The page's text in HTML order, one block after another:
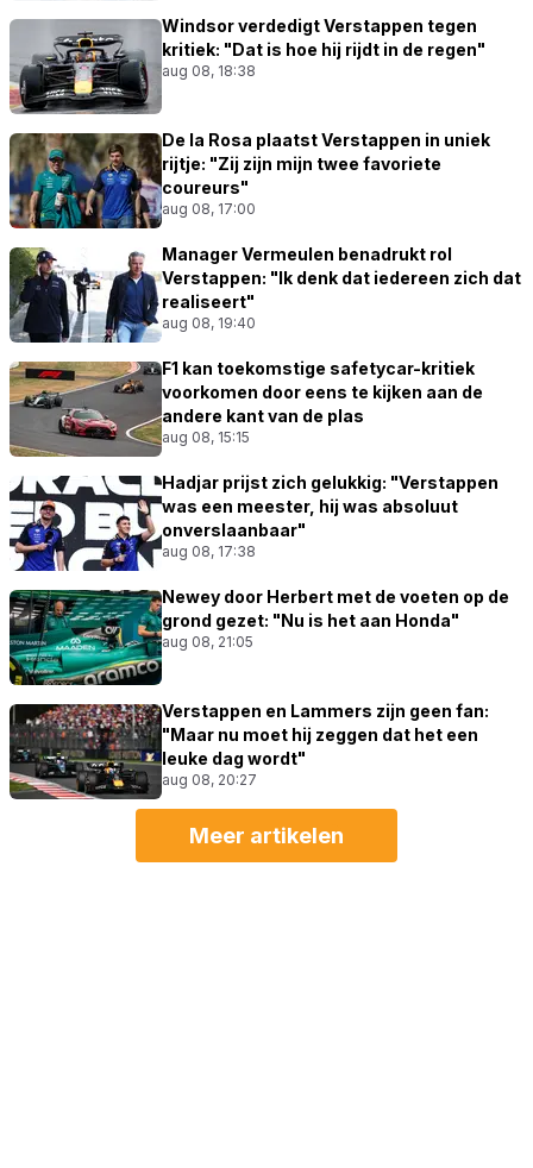
Windsor verdedigt Verstappen tegen
kritiek: "Dat is hoe hij rijdt in de regen"
aug 08, 18:38
De la Rosa plaatst Verstappen in uniek
rijtje: "Zij zijn mijn twee favoriete
coureurs"
aug 08, 17:00
Manager Vermeulen benadrukt rol
Verstappen: "Ik denk dat iedereen zich dat
realiseert"
aug 08, 19:40
F1 kan toekomstige safetycar-kritiek
voorkomen door eens te kijken aan de
andere kant van de plas
aug 08, 15:15
Hadjar prijst zich gelukkig: "Verstappen
was een meester, hij was absoluut
onverslaanbaar"
aug 08, 17:38
Newey door Herbert met de voeten op de
grond gezet: "Nu is het aan Honda"
aug 08, 21:05
Verstappen en Lammers zijn geen fan:
"Maar nu moet hij zeggen dat het een
leuke dag wordt"
aug 08, 20:27
Meer artikelen